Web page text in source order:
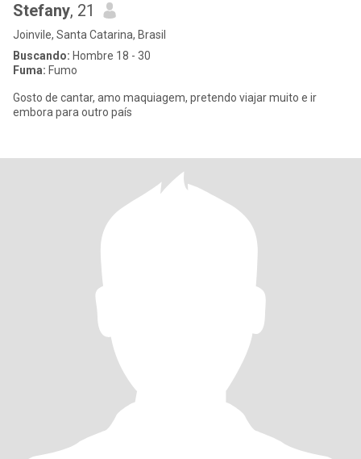
Stefany, 21
Joinvile, Santa Catarina, Brasil
Buscando: Hombre 18 - 30
Fuma: Fumo
Gosto de cantar, amo maquiagem, pretendo viajar muito e ir
embora para outro país